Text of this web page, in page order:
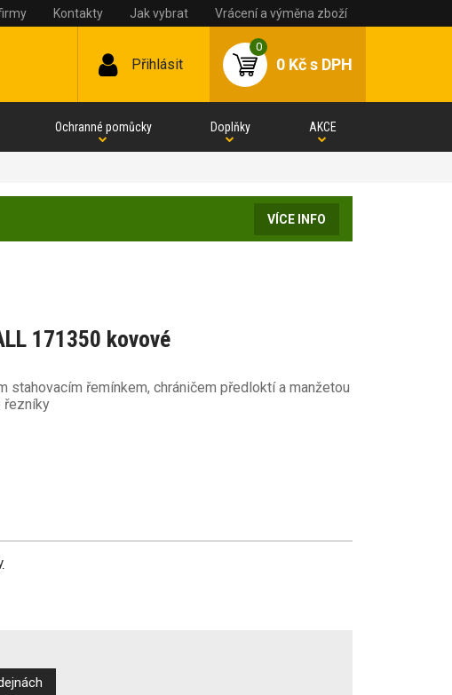
Kontakty Jak vybrat Vrácení a výměna zboží
Přihlásit
0
0 Kčs DPH
Ochranné pomůcky Doplňky AKCE
VÍCE INFO
171350 kovové
řemínkem, chráničem předloktí a manžetou
řezníky